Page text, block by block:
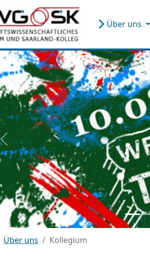
Über uns
zurück
Über uns Kollegium